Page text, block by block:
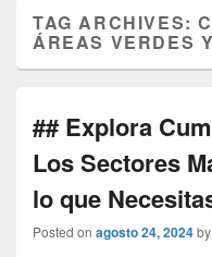
TAG ARCHIVES:
ÁREAS VERDES
## Explora
Los Sectores
lo que
Posted on agosto 24, 2024by